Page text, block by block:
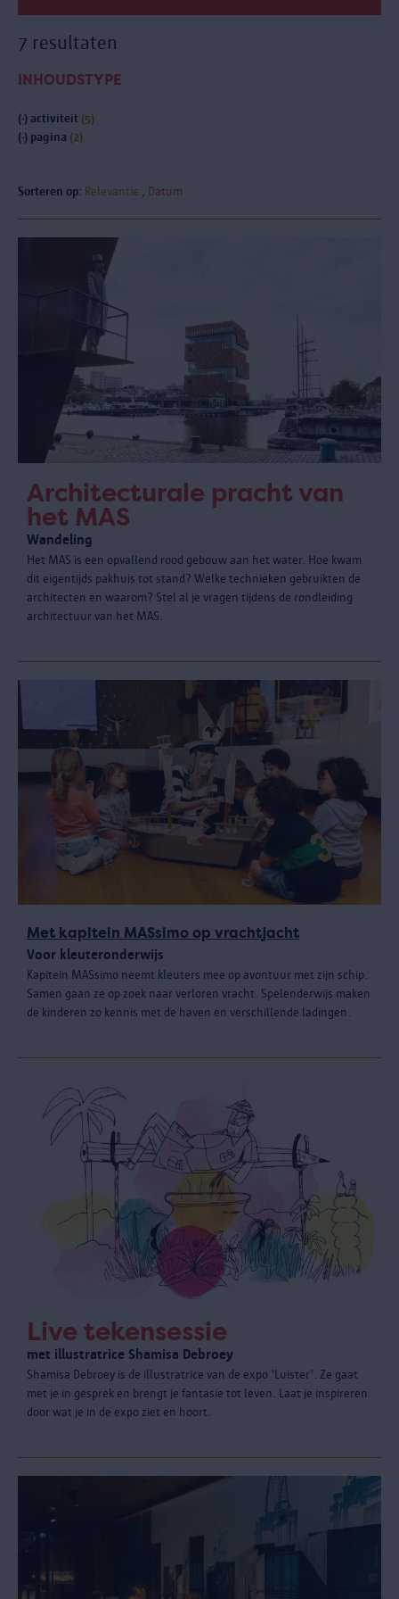
7 resultaten
INHOUDSTYPE
(-) activiteit (5)
(-) pagina (2)
Sorteren op: Relevantie Datum
Architecturale pracht van
het MAS
Wandeling
Het MAS is een opvallend rood gebouw aan het water. Hoe kwam
dit eigentijds pakhuis tot stand? Welke technieken gebruikten de
architecten en waarom? Stel al je vragen tijdens de rondleiding
architectuur van het MAS.
Met kapitein MASsimo op vrachtjacht
Voor kleuteronderwijs
Kapitein MASsimo neemt kleuters mee op avontuur met zijn schip.
Samen gaan ze op zoek naar verloren vracht. Spelenderwijs maken
de kinderen zo kennis met de haven en verschillende ladingen.
Live tekensessie
met illustratrice Shamisa Debroey
Shamisa Debroey is de illustratrice van de expo 'Luister'. Ze gaat
met je in gesprek en brengt je fantasie tot leven. Laat je inspireren
door wat je in de expo ziet en hoort.